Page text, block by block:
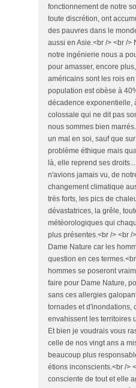
fonctionnement de notre
toute discrétion, ont
des pauvres dans le
aussi en Asie.<br /> <br /
notre ingénierie nous a
pour amasser, encore
américains sont les rois
population est obèse à
décadence exponentielle,
colossale qui ne dit pas
nous sommes bien
un mal en soi, sauf que
problème éthique mais
là, elle reprend ses
n'avions jamais vu, de
changement climatique
très forts, les pics de
dévastatrices, la grêle,
météorologiques qui
plus présentes.<br /> <br /
Dame Nature car les
question en ces
hommes se poseront
faire pour Dame Nature,
sans ces allergies
tornades et d'inondations,
envahissent les territoires
Et bien je voudrais vous
celle de nos vingt ans a
beaucoup plus
étions inconscients.<br />
consciente de tout et elle